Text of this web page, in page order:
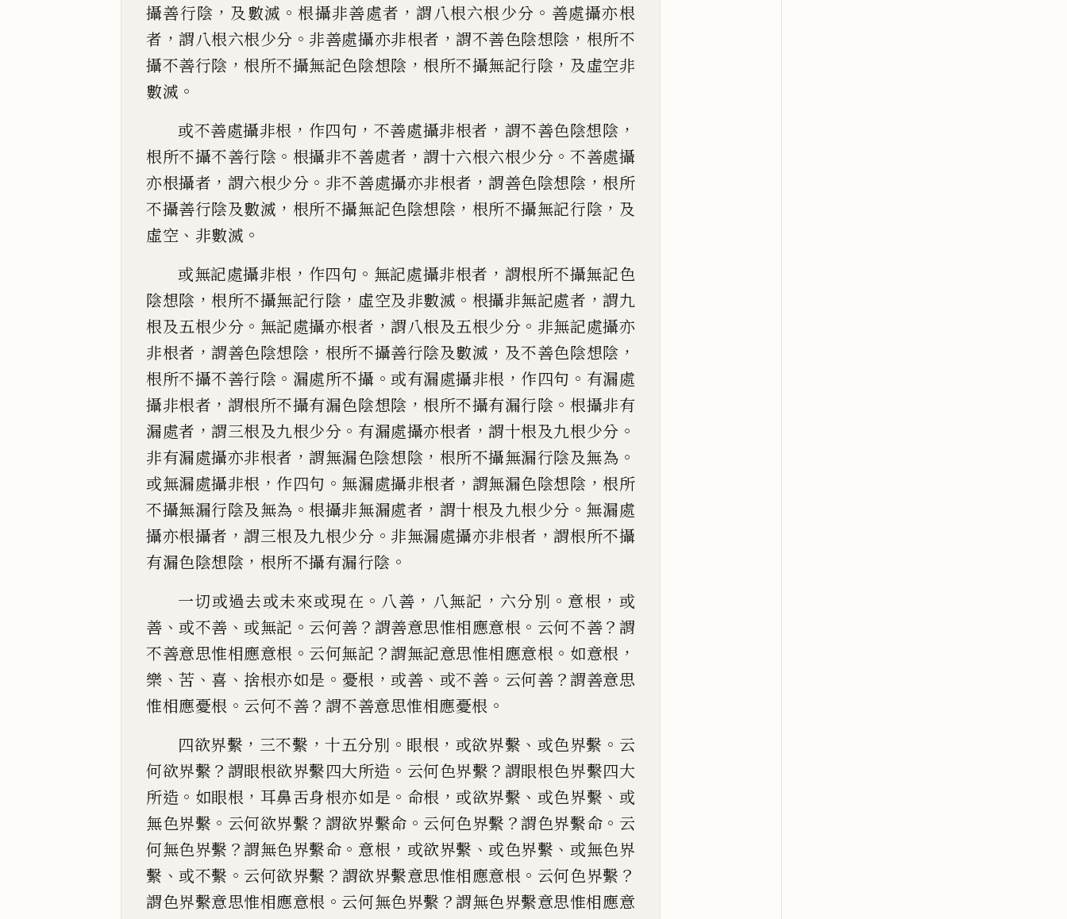
攝善行陰 ， 及數滅 。根攝非善處者 ，謂八根六根少分 。 善處攝亦根
者 ，謂八根六根少分 。 非善處攝亦非根者 ，謂不善色陰想陰 ， 根所不
攝不善行陰 ，根所不攝無記色陰想陰 ，根所不攝無記行陰 ， 及虛空非
數滅 。
或不善處攝非根 ， 作四句 ， 不善處攝非根者 ， 謂不善色陰想陰 ，
根所不攝不善行陰 。 根攝非不善處者 ，謂十六根六根少分 。 不善處攝
亦根攝者 ， 謂六根少分 。 非不善處攝亦非根者 ，謂善色陰想陰 ，根所
不攝善行陰及數滅 ， 根所不攝無記色陰想陰 ， 根所不攝無記行陰 ， 及
虛空 、 非數滅 。
或無記處攝非根 ， 作四句 。 無記處攝非根者 ， 謂根所不攝無記色
陰想陰 ，根所不攝無記行陰 ， 虛空及非數滅 。 根攝非無記處者 ，謂九
根及五根少分 。 無記處攝亦根者 ，謂八根及五根少分 。 非無記處攝亦
非根者 ，謂善色陰想陰 ， 根所不攝善行陰及數滅 ， 及不善色陰想陰 ，
根所不攝不善行陰 。 漏處所不攝 。 或有漏處攝非根 ， 作四句 。 有漏處
攝非根者 ， 謂根所不攝有漏色陰想陰 ，根所不攝有漏行陰 。 根攝非有
漏處者 ，謂三根及九根少分 。 有漏處攝亦根者 ，謂十根及九根少分 。
非有漏處攝亦非根者 ，謂無漏色陰想陰 ， 根所不攝無漏行陰及無為 。
或無漏處攝非根 ， 作四句 。 無漏處攝非根者 ， 謂無漏色陰想陰 ，根所
不攝無漏行陰及無為 。根攝非無漏處者 ， 謂十根及九根少分 。 無漏處
攝亦根攝者 ，謂三根及九根少分 。 非無漏處攝亦非根者 ，謂根所不攝
有漏色陰想陰 ， 根所不攝有漏行陰 。
一切或過去或未來或現在 。 八善 ， 八無記 ， 六分別 。 意根 ， 或
善 、 或不善 、 或無記 。 云何善 ？ 謂善意思惟相應意根 。 云何不善？ 謂
不善意思惟相應意根 。 云何無記 ？謂無記意思惟相應意根 。 如意根 ，
樂 、苦 、 喜 、 捨根亦如是 。 憂根 ， 或善 、 或不善 。 云何善 ？謂善意思
惟相應憂根 。 云何不善？ 謂不善意思惟相應憂根 。
四欲界繫 ， 三不繫 ，十五分別 。 眼根 ， 或欲界繫 、 或色界繫 。 云
何欲界繫 ？ 謂眼根欲界繫四大所造 。 云何色界繫 ？ 謂眼根色界繫四大
所造 。 如眼根 ， 耳鼻舌身根亦如是 。 命根 ， 或欲界繫 、 或色界繫 、 或
無色界繫 。 云何欲界繫 ？ 謂欲界繫命 。 云何色界繫 ？謂色界繫命 。 云
何無色界繫 ？謂無色界繫命 。 意根 ， 或欲界繫 、 或色界繫 、 或無色界
繫 、 或不繫 。 云何欲界繫 ？ 謂欲界繫意思惟相應意根 。 云何色界繫 ？
謂色界繫意思惟相應意根 。 云何無色界繫 ？謂無色界繫意思惟相應意